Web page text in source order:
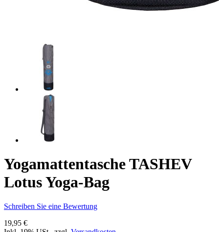
Yogamattentasche TASHEV
Lotus Yoga-Bag
Schreiben Sie eine Bewertung
19,95 €